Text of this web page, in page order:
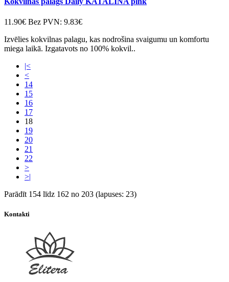
11.90€ Bez PVN: 9.83€
Izvēlies kokvilnas palagu, kas nodrošina svaigumu un komfortu
miega laikā. Izgatavots no 100% kokvil..
|<
<
14
15
16
17
18
19
20
21
22
>
>|
Parādīt 154 līdz 162 no 203 (lapuses: 23)
Kontakti